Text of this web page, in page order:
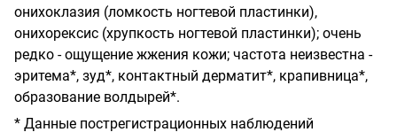
онихоклазия (ломкость ногтевой пластинки),
онихорексис (хрупкость ногтевой пластинки); очень
редко - ощущение жжения кожи; частота неизвестна -
эритема*, зуд*, контактный дерматит*, крапивница*,
образование волдырей*.
* Данные пострегистрационных наблюдений